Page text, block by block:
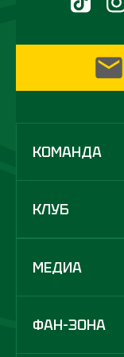
КОМАНДА
КЛУБ
МЕДИА
ФАН-ЗОНА